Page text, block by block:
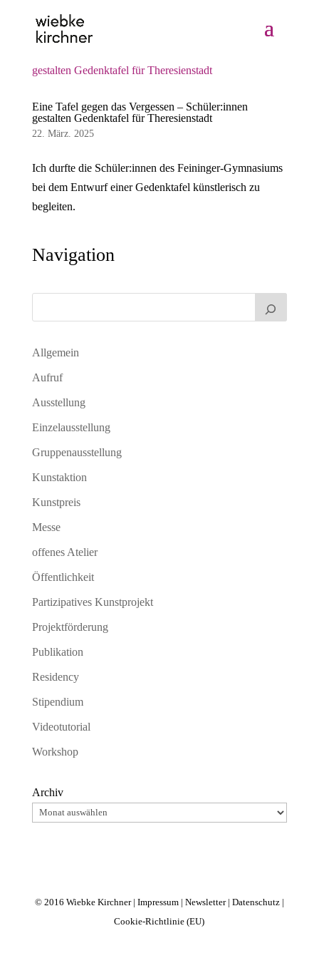
Eine Tafel gegen das Vergessen – Schüler:innen
gestalten Gedenktafel für Theresienstadt
22. März. 2025
Ich durfte die Schüler:innen des Feininger-Gymnasiums
bei dem Entwurf einer Gedenktafel künstlerisch zu
begleiten.
Navigation
Allgemein
Aufruf
Ausstellung
Einzelausstellung
Gruppenausstellung
Kunstaktion
Kunstpreis
Messe
offenes Atelier
Öffentlichkeit
Partizipatives Kunstprojekt
Projektförderung
Publikation
Residency
Stipendium
Videotutorial
Workshop
Archiv
© 2016 Wiebke Kirchner | Impressum| Newsletter| Datenschutz|
Cookie-Richtlinie (EU)